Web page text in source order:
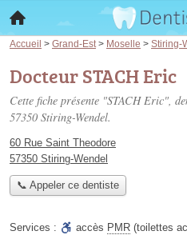
Accueil > Grand-Est > Moselle > Stiring-
Docteur STACH Eric
Cette fiche présente "STACH Eric",
57350 Stiring-Wendel.
60 Rue Saint Theodore
57350 Stiring-Wendel
📞 Appeler ce dentiste
Services : accès PMR (toilettes